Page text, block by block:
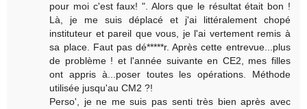
pour moi c'est faux! ". Alors que le résultat était bon !
Là, je me suis déplacé et j'ai littéralement chopé
instituteur et pareil que vous, je l'ai vertement remis à
sa place. Faut pas dé*****r. Après cette entrevue...plus
de problème ! et l'année suivante en CE2, mes filles
ont appris à...poser toutes les opérations. Méthode
utilisée jusqu'au CM2 ?!
Perso', je ne me suis pas senti très bien après avec